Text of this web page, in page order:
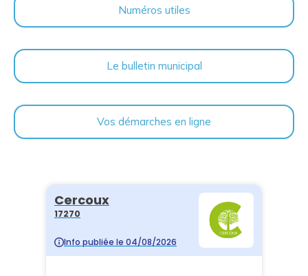
Numéros utiles
Le bulletin municipal
Vos démarches en ligne